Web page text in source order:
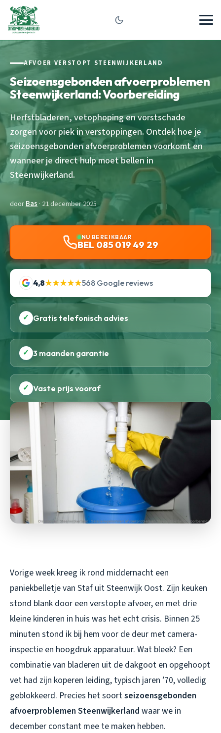
AFVOER VERSTOPT STEENWIJKERLAND
Seizoensgebonden afvoerproblemen
Steenwijkerland: Voorbereiding
Herfstbladeren, vetophoping en vorstschade
zorgen voor piek in verstoppingen. Ontdek hoe je
seizoensgebonden afvoerproblemen voorkomt en
wanneer je direct hulp moet bellen in
Steenwijkerland.
doorBas · 21 december 2025
NU BEREIKBAAR
BEL 085 019 49 29
4,8★★★★★568 Google reviews
✓ Gratis telefonisch advies
✓ 3 maanden garantie
✓ Vaste prijs vooraf
Vorige week kreeg ik rond middernacht een
paniekbelletje van Staf uit Steenwijk Oost. Zijn keuken
stond blank door een verstopte afvoer, en met drie
kleine kinderen in huis was het echt crisis. Binnen 25
minuten stond ik bij hem voor de deur met camera-
inspectie en hoogdruk apparatuur. Wat bleek? Een
combinatie van bladeren uit de dakgoot en opgehoopt
vet had zijn koperen leiding, typisch jaren ’70, volledig
geblokkeerd. Precies het soortseizoensgebonden
afvoerproblemen Steenwijkerland waar we in
december constant mee te maken hebben.